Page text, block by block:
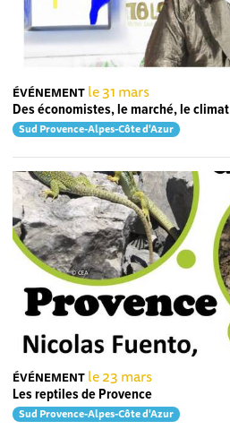
ÉVÉNEMENT le 31 mars
Des économistes, le marché, le climat
Sud Provence-Alpes-Côte d'Azur
ÉVÉNEMENT le 23 mars
Les reptiles de Provence
Sud Provence-Alpes-Côte d'Azur